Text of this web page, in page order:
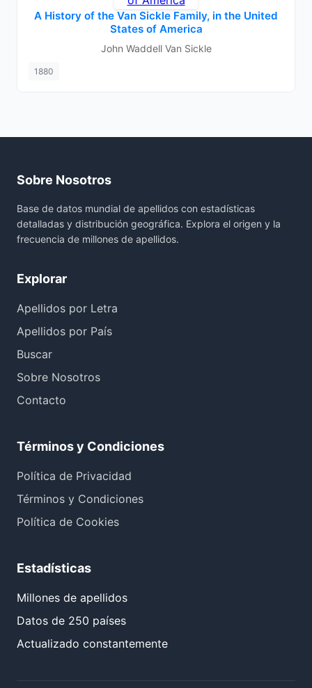
A History of the Van Sickle Family, in the United
States of America
John Waddell Van Sickle
1880
Sobre Nosotros
Base de datos mundial de apellidos con estadísticas
detalladas y distribución geográfica. Explora el origen y la
frecuencia de millones de apellidos.
Explorar
Apellidos por Letra
Apellidos por País
Buscar
Sobre Nosotros
Contacto
Términos y Condiciones
Política de Privacidad
Términos y Condiciones
Política de Cookies
Estadísticas
Millones de apellidos
Datos de 250 países
Actualizado constantemente